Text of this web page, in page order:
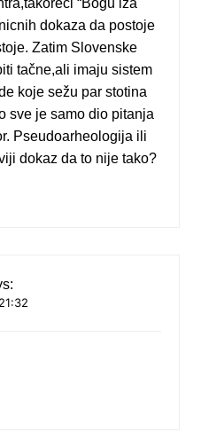
dokaza da postoje
Zatim Slovenske
tačne,ali imaju sistem
koje sežu par stotina
sve je samo dio pitanja
Pseudoarheologija ili
dokaz da to nije tako?